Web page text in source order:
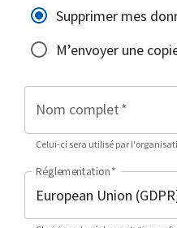
Supprimer mes
M’envoyer une
Nom complet*
Celui-ci sera utilisé par
Réglementation*